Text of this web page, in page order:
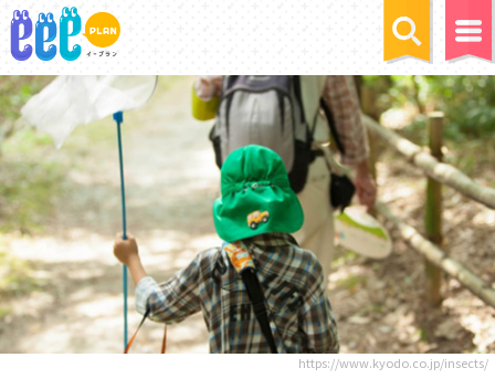
https://www.kyodo.co.jp/insects/